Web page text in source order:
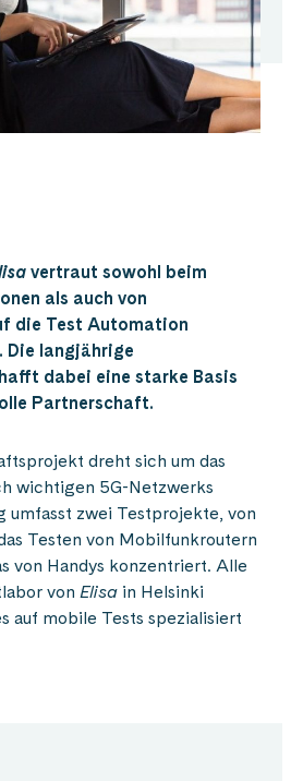
vertraut sowohl beim
als auch von
die Test Automation
Die langjährige
dabei eine starke Basis
Partnerschaft.
dreht sich um das
wichtigen 5G-Netzwerks
umfasst zwei Testprojekte, von
Testen von Mobilfunkroutern
von Handys konzentriert. Alle
von Elisa in Helsinki
auf mobile Tests spezialisiert